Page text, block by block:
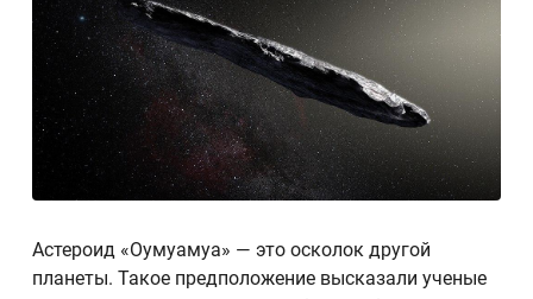
Астероид «Оумуамуа» — это осколок другой
планеты. Такое предположение высказали ученые